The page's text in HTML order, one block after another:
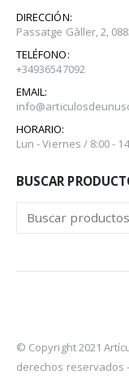
DIRECCIÓN:
Passatge Gàller, 2,
TELÉFONO:
+34936547092
EMAIL:
HORARIO:
Lun - Viernes / 8:00 -
BUSCAR
© Copyright 2021
derechos reservados